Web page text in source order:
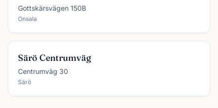
Gottskärsvägen 150B
Onsala
Särö Centrumväg
Centrumväg 30
Särö